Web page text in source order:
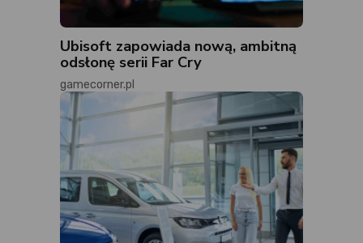
Ubisoft zapowiada nową, ambitną
odsłonę serii Far Cry
gamecorner.pl